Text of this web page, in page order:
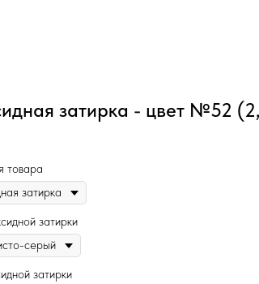
затирка - цвет №52
товара
затирки
затирки